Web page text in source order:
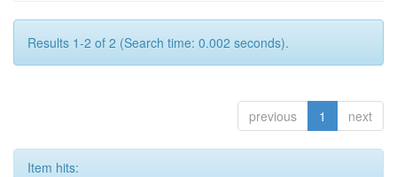
Results 1-2 of 2 (Search time: 0.002 seconds).
previous 1 next
Item hits: